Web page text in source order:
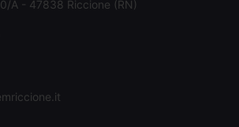
A - 47838 Riccione (RN)